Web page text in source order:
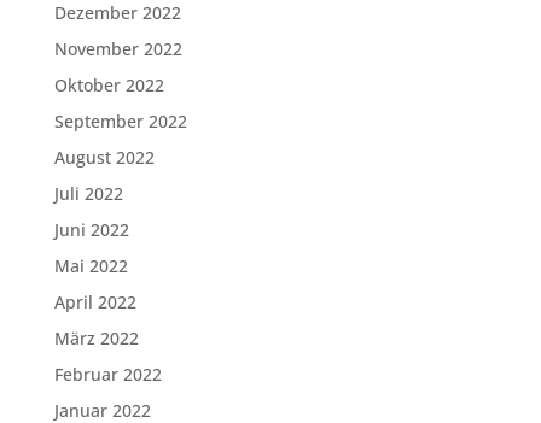
Dezember 2022
November 2022
Oktober 2022
September 2022
August 2022
Juli 2022
Juni 2022
Mai 2022
April 2022
März 2022
Februar 2022
Januar 2022